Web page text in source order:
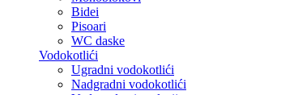
Bidei
Pisoari
WC daske
Vodokotlići
Ugradni vodokotlići
Nadgradni vodokotlići